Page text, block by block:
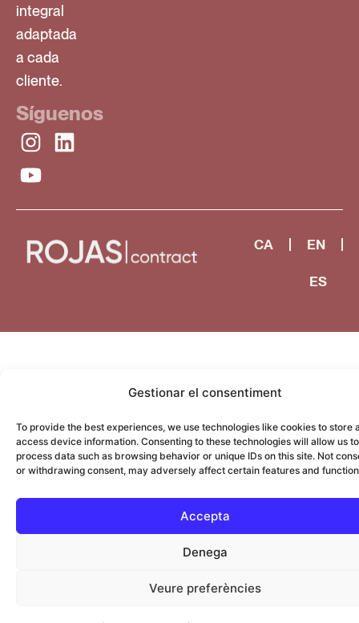
Gestionar el consentiment
To provide the best experiences, we use technologies like cookies to store
access device information. Consenting to these technologies will allow us to
process data such as browsing behavior or unique IDs on this site. Not
or withdrawing consent, may adversely affect certain features and
Accepta
Denega
Veure preferències
integral
adaptada
a cada
cliente.
Síguenos
CA EN
ES